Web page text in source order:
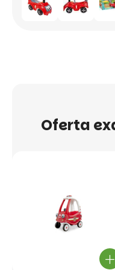
Oferta